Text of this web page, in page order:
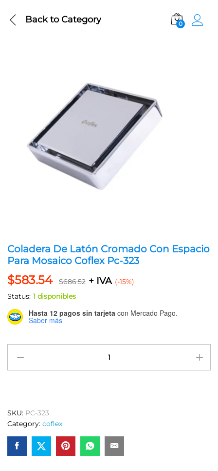
Back toCategory 0
Coladera De Latón Cromado Con Espacio
Para Mosaico Coflex Pc-323
$583.54 $686.52 + IVA (-15%)
Status: 1 disponibles
Hasta 12 pagos sin tarjeta con Mercado Pago.
Saber más
Latón
Espacio
Para
Mosaico
Coflex
Pc-
323
SKU: PC-323
Category: coflex